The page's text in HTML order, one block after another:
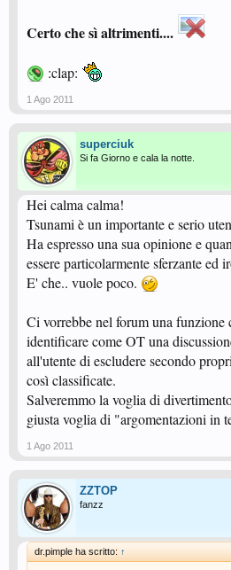
...così a quest' ora avremmo un FORUM
L' unica cosa giusta di questo post
RIPETITIVI (anche considerando che nel
discusso parecchio della stessa cosa ), non
ZORRO
trova che un thread RIPETITIVO
OT...
Ma non per questo ne chiede la CHIUSURA...
...lui CAMBIA CANALE...
...o per rimanere in tema col tormentone del
unoZORROche... ABBANDONA LA
P.S.: il buon BVZM71 INSEGNA come ci si
Certo che sì altrimenti....
:clap:
1 Ago 2011
superciuk
Si fa Giorno e cala la notte.
Hei calma calma!
Tsunami è un importante e serio
Ha espresso una sua opinione e
essere particolarmente sferzante ed
E' che.. vuole poco.
Ci vorrebbe nel forum una funzione
identificare come OT una
all'utente di escludere secondo
così classificate.
Salveremmo la voglia di
giusta voglia di "argomentazioni in
1 Ago 2011
ZZTOP
fanzz
dr.pimple ha scritto: ↑